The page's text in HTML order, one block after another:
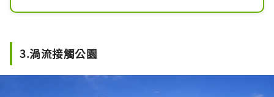
門的奧運選手帶到了世界各地。
滑冰選手的監督下設計的設施齊全、光
3.渦流接觸公園